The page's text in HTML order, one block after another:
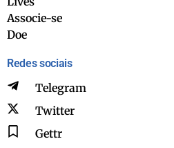
Associe-se
Doe
Redes sociais
Telegram
Twitter
Gettr